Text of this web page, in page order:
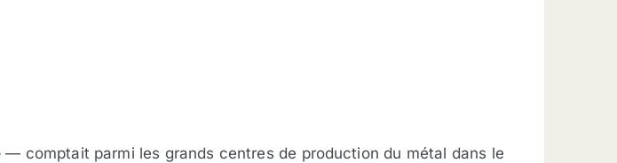
— comptait parmi les grands centres de production du métal dans le